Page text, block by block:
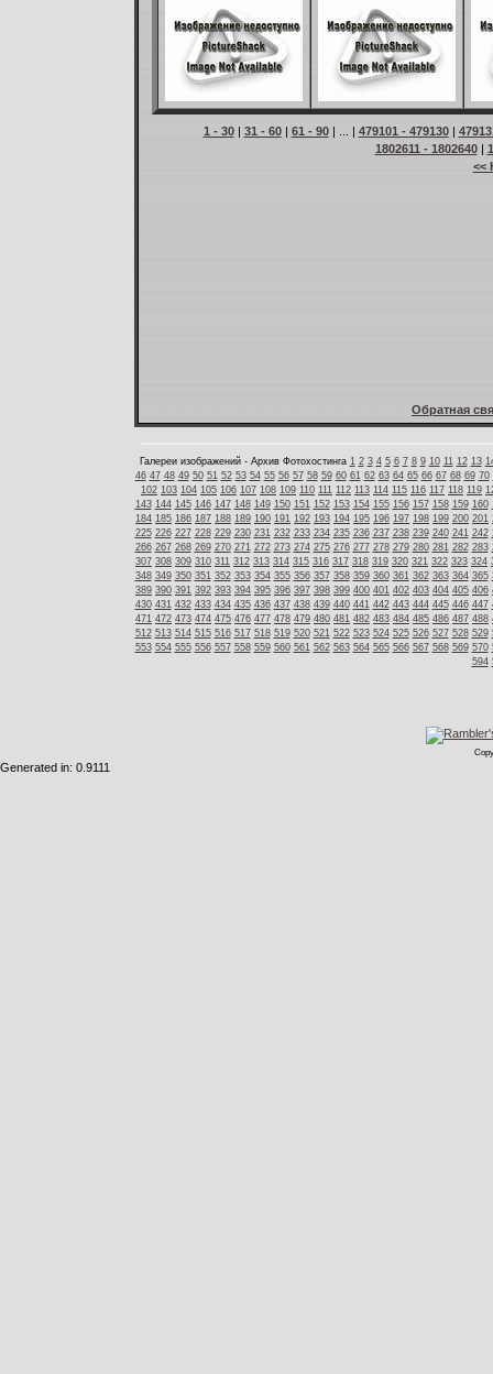
1 - 30| 31 - 60| 61 - 90| ... | 479101 - 479130|
1802611 - 1802640|
<<
Обратная
Галереи изображений - Архив Фотохостинга 1 2 3 4 5 6 7 8 9 10 11 12 13
46 47 48 49 50 51 52 53 54 55 56 57 58 59 60 61 62 63 64 65 66 67 68 69 70
102 103 104 105 106 107 108 109 110 111 112 113 114 115 116 117 118 119
143 144 145 146 147 148 149 150 151 152 153 154 155 156 157 158 159 160
184 185 186 187 188 189 190 191 192 193 194 195 196 197 198 199 200 201
225 226 227 228 229 230 231 232 233 234 235 236 237 238 239 240 241 242
266 267 268 269 270 271 272 273 274 275 276 277 278 279 280 281 282 283
307 308 309 310 311 312 313 314 315 316 317 318 319 320 321 322 323 324
348 349 350 351 352 353 354 355 356 357 358 359 360 361 362 363 364 365
389 390 391 392 393 394 395 396 397 398 399 400 401 402 403 404 405 406
430 431 432 433 434 435 436 437 438 439 440 441 442 443 444 445 446 447
471 472 473 474 475 476 477 478 479 480 481 482 483 484 485 486 487 488
512 513 514 515 516 517 518 519 520 521 522 523 524 525 526 527 528 529
553 554 555 556 557 558 559 560 561 562 563 564 565 566 567 568 569 570
594
Generated in: 0.9111